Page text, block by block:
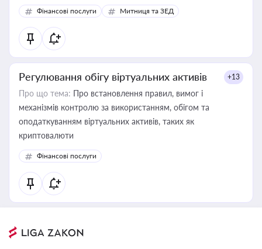
Фінансові послуги Митниця та ЗЕД
Регулювання обігу віртуальних активів +13
Про що тема: Про встановлення правил, вимог і
механізмів контролю за використанням, обігом та
оподаткуванням віртуальних активів, таких як
криптовалюти
Фінансові послуги